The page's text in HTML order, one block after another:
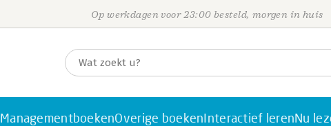
Op werkdagen voor 23:00 besteld, morgen in huis
ManagementboekenOverige boekenInteractief lerenNu